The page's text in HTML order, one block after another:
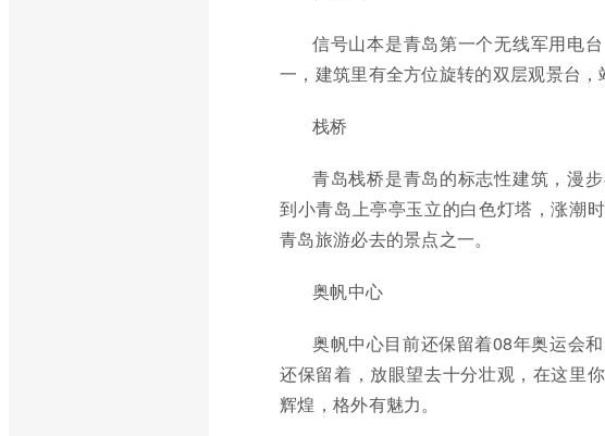
信号山本是青岛第一个无线军用电
一，建筑里有全方位旋转的双层观景台，
栈桥
青岛栈桥是青岛的标志性建筑，漫
到小青岛上亭亭玉立的白色灯塔，涨潮
青岛旅游必去的景点之一。
奥帆中心
奥帆中心目前还保留着08年奥运会
还保留着，放眼望去十分壮观，在这里
辉煌，格外有魅力。